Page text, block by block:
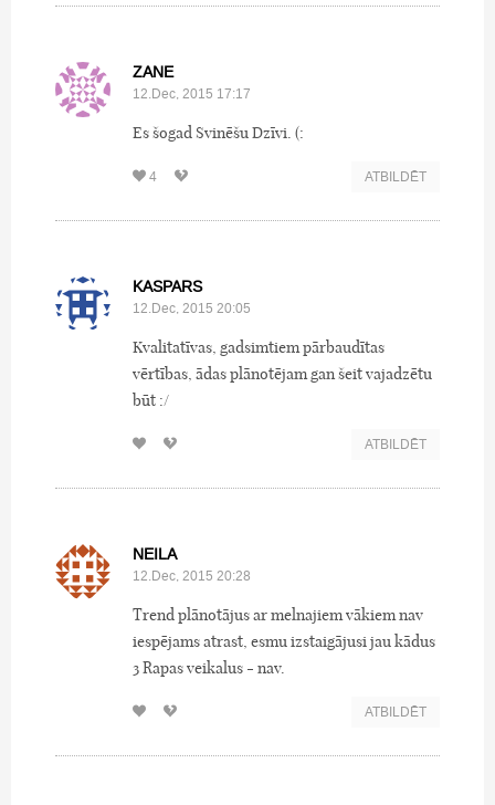
ZANE
12.Dec, 2015 17:17
Es šogad Svinēšu Dzīvi. (:
4 ATBILDĒT
KASPARS
12.Dec, 2015 20:05
Kvalitatīvas, gadsimtiem pārbaudītas
vērtības, ādas plānotējam gan šeit vajadzētu
būt :/
ATBILDĒT
NEILA
12.Dec, 2015 20:28
Trend plānotājus ar melnajiem vākiem nav
iespējams atrast, esmu izstaigājusi jau kādus
3 Rapas veikalus - nav.
ATBILDĒT